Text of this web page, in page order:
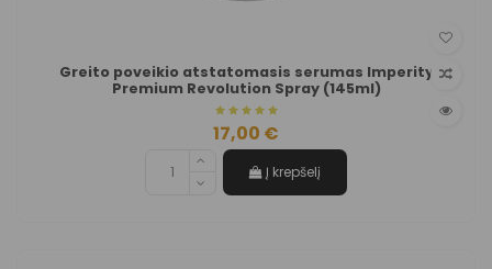
Greito poveikio atstatomasis serumas Imperity
Premium Revolution Spray (145ml)
17,00 €
Į krepšelį